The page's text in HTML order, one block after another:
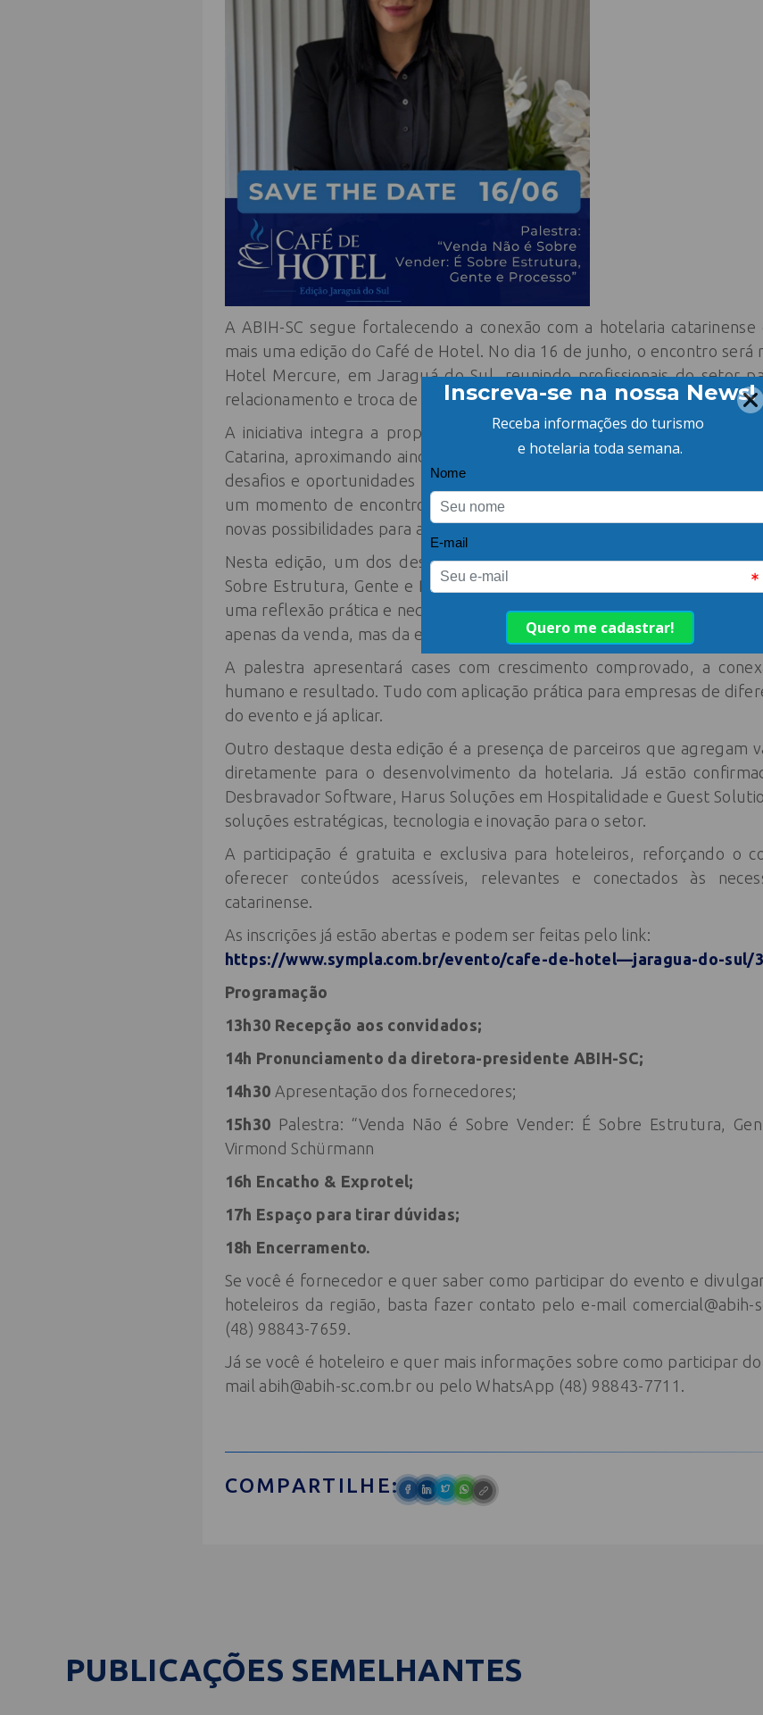
A ABIH-SC segue fortalecendo a conexão com a hotelaria
mais uma edição do Café de Hotel. No dia 16 de junho, o encontro será
Hotel Mercure, em Jaraguá do Sul, reunindo profissionais do setor
relacionamento e troca de experiências voltadas à realidade do mercado
A iniciativa integra a proposta da entidade de levar suas ações para
Catarina, aproximando ainda mais os hoteleiros e criando espaços que
desafios e oportunidades da atividade. Mais do que um evento, o
um momento de encontro entre quem vive a rotina da hotelaria e
novas possibilidades para a gestão dos empreendimentos.
Nesta edição, um dos destaques da programação será a palestra
Sobre Estrutura, Gente e Processo”, com Danisa Virmond Schürmann.
uma reflexão prática e necessária sobre performance comercial,
apenas da venda, mas da estrutura que sustenta cada etapa do processo.
A palestra apresentará cases com crescimento comprovado, a
humano e resultado. Tudo com aplicação prática para empresas de
do evento e já aplicar.
Outro destaque desta edição é a presença de parceiros que agregam
diretamente para o desenvolvimento da hotelaria. Já estão
Desbravador Software, Harus Soluções em Hospitalidade e Guest
soluções estratégicas, tecnologia e inovação para o setor.
A participação é gratuita e exclusiva para hoteleiros, reforçando o
oferecer conteúdos acessíveis, relevantes e conectados às
catarinense.
As inscrições já estão abertas e podem ser feitas pelo link:
https://www.sympla.com.br/evento/cafe-de-hotel—jaragua-do-sul/
Programação
13h30 Recepção aos convidados;
14h Pronunciamento da diretora-presidente ABIH-SC;
14h30 Apresentação dos fornecedores;
15h30 Palestra: “Venda Não é Sobre Vender: É Sobre Estrutura,
Virmond Schürmann
16h Encatho & Exprotel;
17h Espaço para tirar dúvidas;
18h Encerramento.
Se você é fornecedor e quer saber como participar do evento e
hoteleiros da região, basta fazer contato pelo e-mail comercial@abih-
(48) 98843-7659.
Já se você é hoteleiro e quer mais informações sobre como participar
mail abih@abih-sc.com.br ou pelo WhatsApp (48) 98843-7711.
COMPARTILHE:
PUBLICAÇÕES SEMELHANTES